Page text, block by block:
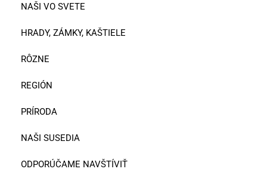
NAŠI VO SVETE
HRADY, ZÁMKY, KAŠTIELE
RÔZNE
REGIÓN
PRÍRODA
NAŠI SUSEDIA
ODPORÚČAME NAVŠTÍVIŤ